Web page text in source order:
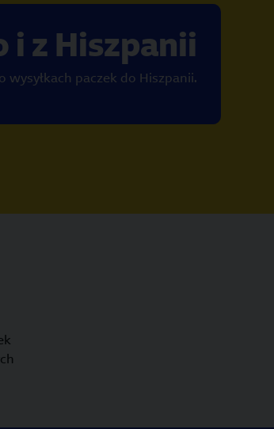
i z Hiszpanii
wysyłkach paczek do Hiszpanii.